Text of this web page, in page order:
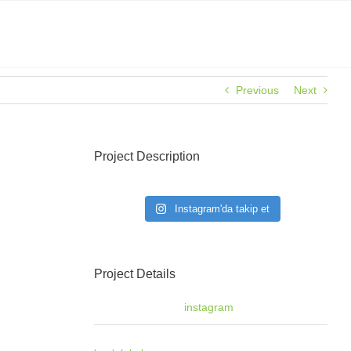
Previous Next
Project Description
Instagram'da takip et
Project Details
instagram